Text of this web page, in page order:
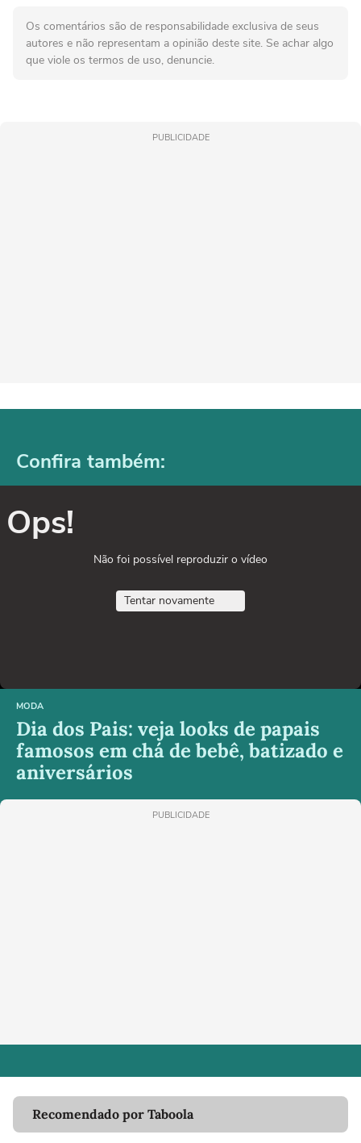
Os comentários são de responsabilidade exclusiva de seus
autores e não representam a opinião deste site. Se achar algo
que viole os termos de uso, denuncie.
PUBLICIDADE
Confira também:
Ops!
Não foi possível reproduzir o vídeo
Tentar novamente
MODA
Dia dos Pais: veja looks de papais
famosos em chá de bebê, batizado e
aniversários
PUBLICIDADE
Recomendado por Taboola